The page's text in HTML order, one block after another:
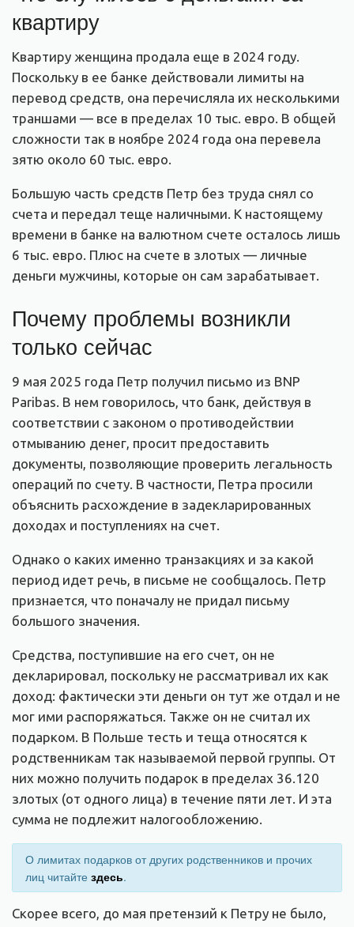
квартиру
Квартиру женщина продала еще в 2024 году.
Поскольку в ее банке действовали лимиты на
перевод средств, она перечисляла их несколькими
траншами — все в пределах 10 тыс. евро. В общей
сложности так в ноябре 2024 года она перевела
зятю около 60 тыс. евро.
Большую часть средств Петр без труда снял со
счета и передал теще наличными. К настоящему
времени в банке на валютном счете осталось лишь
6 тыс. евро. Плюс на счете в злотых — личные
деньги мужчины, которые он сам зарабатывает.
Почему проблемы возникли
только сейчас
9 мая 2025 года Петр получил письмо из BNP
Paribas. В нем говорилось, что банк, действуя в
соответствии с законом о противодействии
отмыванию денег, просит предоставить
документы, позволяющие проверить легальность
операций по счету. В частности, Петра просили
объяснить расхождение в задекларированных
доходах и поступлениях на счет.
Однако о каких именно транзакциях и за какой
период идет речь, в письме не сообщалось. Петр
признается, что поначалу не придал письму
большого значения.
Средства, поступившие на его счет, он не
декларировал, поскольку не рассматривал их как
доход: фактически эти деньги он тут же отдал и не
мог ими распоряжаться. Также он не считал их
подарком. В Польше тесть и теща относятся к
родственникам так называемой первой группы. От
них можно получить подарок в пределах 36.120
злотых (от одного лица) в течение пяти лет. И эта
сумма не подлежит налогообложению.
О лимитах подарков от других родственников и прочих
лиц читайте здесь.
Скорее всего, до мая претензий к Петру не было,